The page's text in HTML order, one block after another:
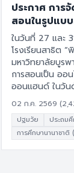
ประกาศ การ
สอนในรูปแบ
ออนดีมานด์ ห
วันที่ 27-31 ก
ในวันที่ 27 และ
โรงเรียนสาธิต
มหาวิทยาลัยบูรพ
การสอนเป็น ออนไลน์ / ออนดีมานด์ /
ออนแฮนด์ ในวันดังกล่าว เพื่อให้เหมาะ
สมกับวันหยุดราช
รู้ได้ทุกที่ทุกเวลา แล้วจะกลับมาเรียนแบบ
ปกติ (Onsite) ตา
เอกสารประกาศโร
02 ก.ค. 2569
ปฐมวัย ประถม
การศึกษานานาชาติ